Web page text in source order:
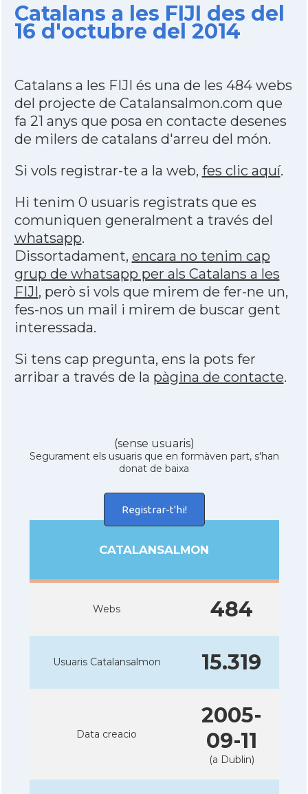
Catalans a les FIJI des del
16 d'octubre del 2014
Catalans a les FIJI és una de les 484 webs
del projecte de Catalansalmon.com que
fa 21 anys que posa en contacte desenes
de milers de catalans d'arreu del món.
Si vols registrar-te a la web, fes clic aquí.
Hi tenim 0 usuaris registrats que es
comuniquen generalment a través del
whatsapp.
Dissortadament, encara no tenim cap
grup de whatsapp per als Catalans a les
FIJI, però si vols que mirem de fer-ne un,
fes-nos un mail i mirem de buscar gent
interessada.
Si tens cap pregunta, ens la pots fer
arribar a través de la pàgina de contacte.
(sense usuaris)
Segurament els usuaris que en formàven part, s'han
donat de baixa
Registrar-t'hi!
CATALANSALMON
Webs 484
Usuaris Catalansalmon 15.319
Data creacio
2005-
09-11
(a Dublin)